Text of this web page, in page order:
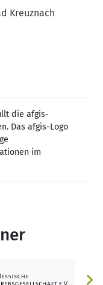
Kreuznach
die afgis-
Das afgis-Logo
im